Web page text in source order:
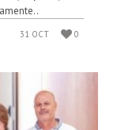
31 OCT 0